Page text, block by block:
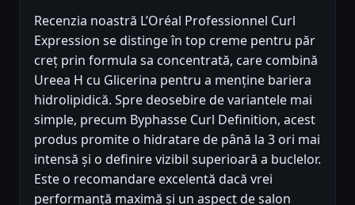
Recenzia noastră L’Oréal Professionnel Curl
Expression se distinge în top creme pentru păr
creț prin formula sa concentrată, care combină
Ureea H cu Glicerina pentru a menține bariera
hidrolipidică. Spre deosebire de variantele mai
simple, precum Byphasse Curl Definition, acest
produs promite o hidratare de până la 3 ori mai
intensă și o definire vizibil superioară a buclelor.
Este o recomandare excelentă dacă vrei
performanță maximă și un aspect de salon